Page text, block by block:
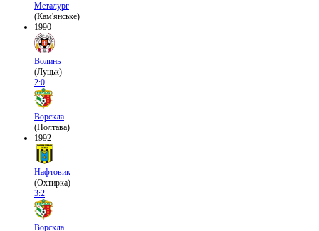
Металург
(Кам'янське)
1990
Волинь
(Луцьк)
2:0
Ворскла
(Полтава)
1992
Нафтовик
(Охтирка)
3:2
Ворскла